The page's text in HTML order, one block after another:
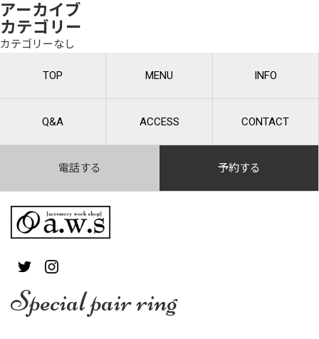
アーカイブ
カテゴリー
カテゴリーなし
TOP MENU INFO
Q&A ACCESS CONTACT
電話する 予約する
Special pair ring